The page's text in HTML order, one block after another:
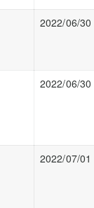
2022/06/30
2022/06/30
2022/07/01